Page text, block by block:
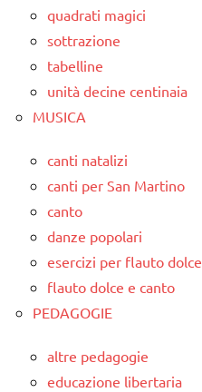
quadrati magici
sottrazione
tabelline
unità decine centinaia
MUSICA
canti natalizi
canti per San Martino
canto
danze popolari
esercizi per flauto dolce
flauto dolce e canto
PEDAGOGIE
altre pedagogie
educazione libertaria